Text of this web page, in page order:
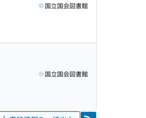
国立国会図書館
国立国会図書館